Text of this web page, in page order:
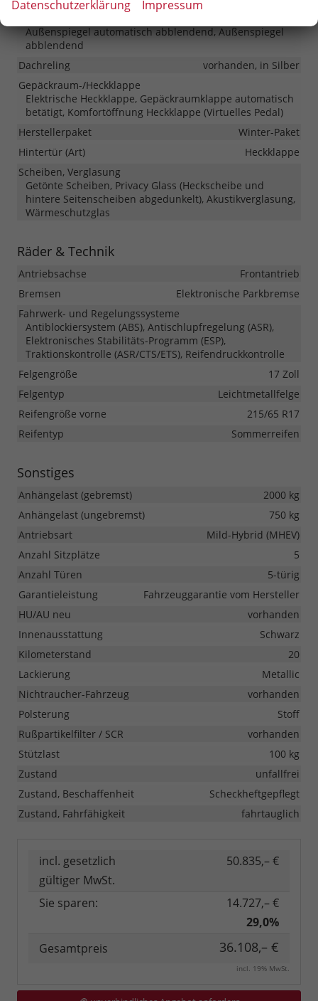
Außenspiegel elektrisch anklappbar, Außenspiegel
Außenspiegel automatisch abblendend, Außenspiegel
abblendend
Dachreling
vorhanden, in Silber
Gepäckraum-/Heckklappe
Elektrische Heckklappe, Gepäckraumklappe automatisch
betätigt, Komfortöffnung Heckklappe (Virtuelles Pedal)
Herstellerpaket
Winter-Paket
Hintertür (Art)
Heckklappe
Scheiben, Verglasung
Getönte Scheiben, Privacy Glass (Heckscheibe und
hintere Seitenscheiben abgedunkelt), Akustikverglasung,
Wärmeschutzglas
Räder & Technik
Antriebsachse
Frontantrieb
Bremsen
Elektronische Parkbremse
Fahrwerk- und Regelungssysteme
Antiblockiersystem (ABS), Antischlupfregelung (ASR),
Elektronisches Stabilitäts-Programm (ESP),
Traktionskontrolle (ASR/CTS/ETS), Reifendruckkontrolle
Felgengröße
17 Zoll
Felgentyp
Leichtmetallfelge
Reifengröße vorne
215/65 R17
Reifentyp
Sommerreifen
Sonstiges
Anhängelast (gebremst)
2000 kg
Anhängelast (ungebremst)
750 kg
Antriebsart
Mild-Hybrid (MHEV)
Anzahl Sitzplätze
5
Anzahl Türen
5-türig
Garantieleistung
Fahrzeuggarantie vom Hersteller
HU/AU neu
vorhanden
Innenausstattung
Schwarz
Kilometerstand
20
Lackierung
Metallic
Nichtraucher-Fahrzeug
vorhanden
Polsterung
Stoff
Rußpartikelfilter / SCR
vorhanden
Stützlast
100 kg
Zustand
unfallfrei
Zustand, Beschaffenheit
Scheckheftgepflegt
Zustand, Fahrfähigkeit
fahrtauglich
incl. gesetzlich
gültiger MwSt.
50.835,– €
Sie sparen:
14.727,– €
29,0%
Gesamtpreis
36.108,– €
incl. 19% MwSt.
Datenschutzerklärung Impressum